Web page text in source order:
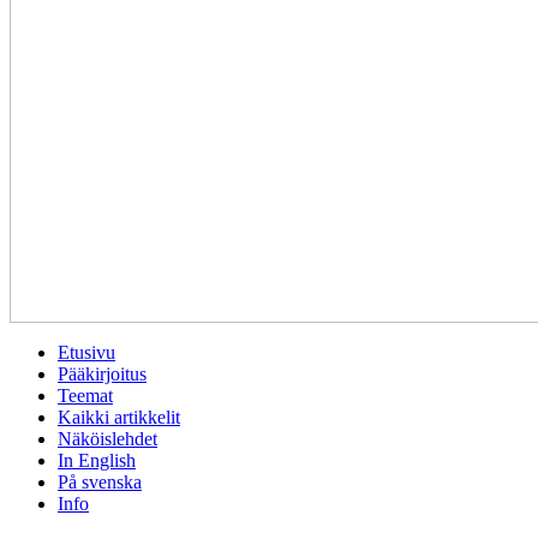
Etusivu
Pääkirjoitus
Teemat
Kaikki artikkelit
Näköislehdet
In English
På svenska
Info